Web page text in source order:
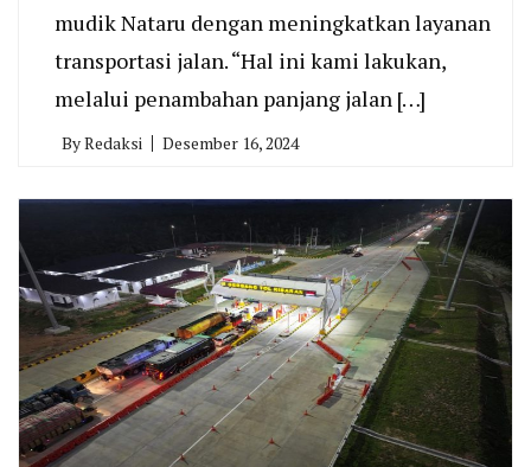
mudik Nataru dengan meningkatkan layanan
transportasi jalan. “Hal ini kami lakukan,
melalui penambahan panjang jalan […]
ByRedaksi Desember 16, 2024